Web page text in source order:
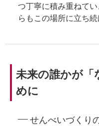
つ丁寧に積み重ねて
らもこの場所に立ち
未来の誰かが「
めに
せんべいづくり